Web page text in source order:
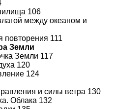
106
между океаном и
повторения 111
Земли
Земли 117
120
124
и силы ветра 130
Облака 132